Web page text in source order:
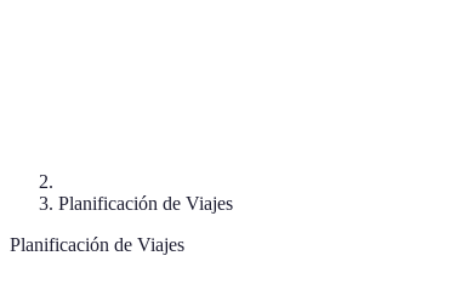
Planificación de Viajes
Planificación de Viajes